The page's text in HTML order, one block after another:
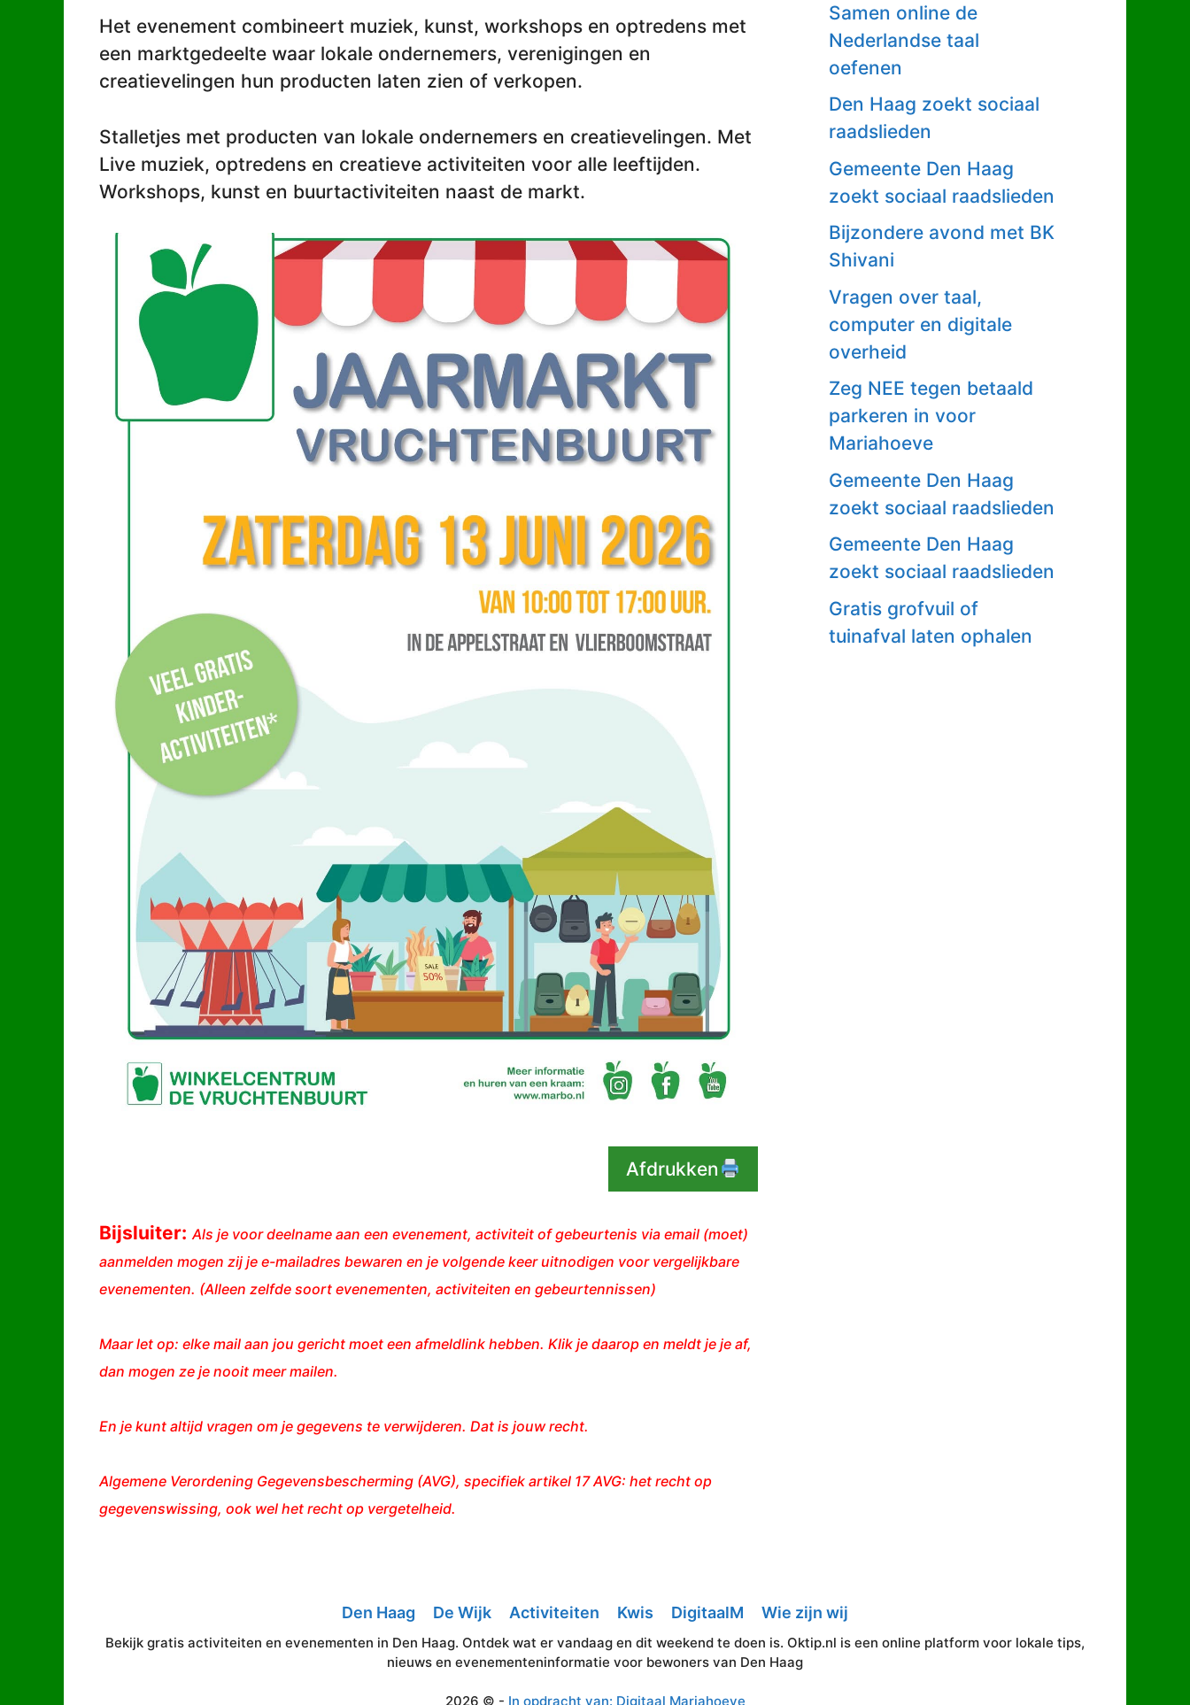
Het evenement combineert muziek, kunst, workshops en optredens met
een marktgedeelte waar lokale ondernemers, verenigingen en
creatievelingen hun producten laten zien of verkopen.
Stalletjes met producten van lokale ondernemers en creatievelingen. Met
Live muziek, optredens en creatieve activiteiten voor alle leeftijden.
Workshops, kunst en buurtactiviteiten naast de markt.
Afdrukken
Bijsluiter: Als je voor deelname aan een evenement, activiteit of gebeurtenis via email (moet)
aanmelden mogen zij je e-mailadres bewaren en je volgende keer uitnodigen voor vergelijkbare
evenementen. (Alleen zelfde soort evenementen, activiteiten en gebeurtennissen)
Maar let op: elke mail aan jou gericht moet een afmeldlink hebben. Klik je daarop en meldt je je af,
dan mogen ze je nooit meer mailen.
En je kunt altijd vragen om je gegevens te verwijderen. Dat is jouw recht.
Algemene Verordening Gegevensbescherming (AVG), specifiek artikel 17 AVG: het recht op
gegevenswissing, ook wel het recht op vergetelheid.
Samen online de
Nederlandse taal
oefenen
Den Haag zoekt sociaal
raadslieden
Gemeente Den Haag
zoekt sociaal raadslieden
Bijzondere avond met BK
Shivani
Vragen over taal,
computer en digitale
overheid
Zeg NEE tegen betaald
parkeren in voor
Mariahoeve
Gemeente Den Haag
zoekt sociaal raadslieden
Gemeente Den Haag
zoekt sociaal raadslieden
Gratis grofvuil of
tuinafval laten ophalen
Den Haag De Wijk Activiteiten Kwis DigitaalM Wie zijn wij
Bekijk gratis activiteiten en evenementen in Den Haag. Ontdek wat er vandaag en dit weekend te doen is. Oktip.nl is een online platform voor lokale tips,
nieuws en evenementeninformatie voor bewoners van Den Haag
2026 © - In opdracht van: Digitaal Mariahoeve